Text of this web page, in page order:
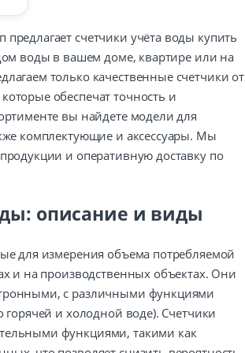
счетчики учёта воды купить
воды в вашем доме, квартире или на
только качественные счетчики от
обеспечат точность и
вы найдете модели для
комплектующие и аксессуары. Мы
и оперативную доставку по
описание и виды
для измерения объема потребляемой
и на производственных объектах. Они
с различными функциями
горячей и холодной воде). Счетчики
функциями, такими как